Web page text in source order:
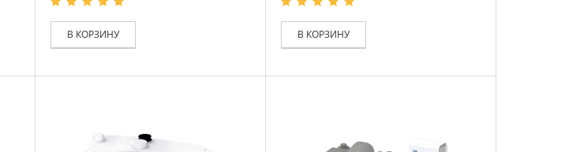
В КОРЗИНУ В КОРЗИНУ